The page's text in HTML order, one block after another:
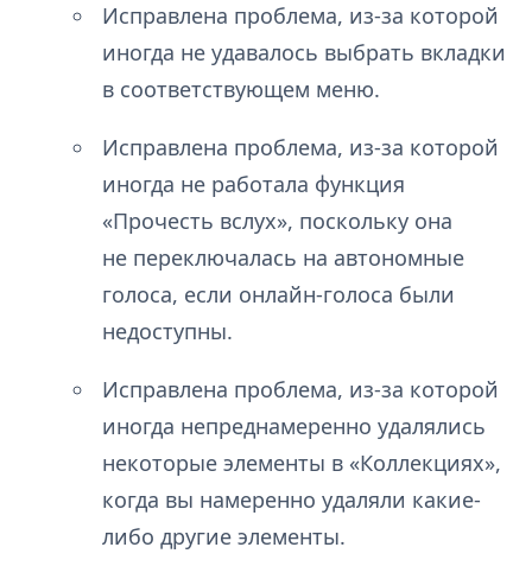
Исправлена проблема, из-за которой
иногда не удавалось выбрать вкладки
в соответствующем меню.
Исправлена проблема, из-за которой
иногда не работала функция
«Прочесть вслух», поскольку она
не переключалась на автономные
голоса, если онлайн-голоса были
недоступны.
Исправлена проблема, из-за которой
иногда непреднамеренно удалялись
некоторые элементы в «Коллекциях»,
когда вы намеренно удаляли какие-
либо другие элементы.